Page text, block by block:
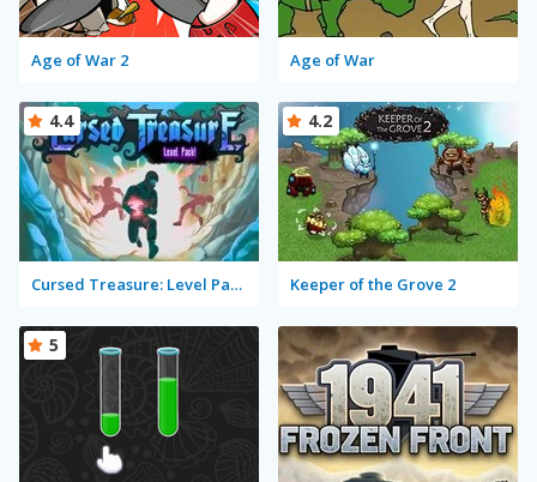
Age of War 2 Age of War
Cursed Treasure: Level Pack!
4.4
Keeper of the Grove 2
4.2
5